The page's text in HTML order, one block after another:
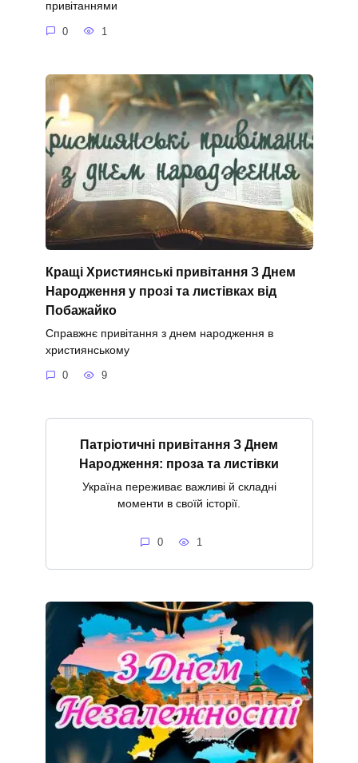
привітаннями
0 1
Кращі Християнські привітання З Днем
Народження у прозі та листівках від
Побажайко
Справжнє привітання з днем народження в
християнському
0 9
Патріотичні привітання З Днем
Народження: проза та листівки
Україна переживає важливі й складні
моменти в своїй історії.
0 1